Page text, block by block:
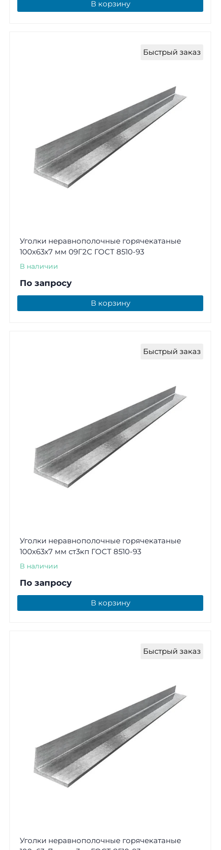
В корзину
Быстрый заказ
Уголки неравнополочные горячекатаные
100х63х7 мм 09Г2С ГОСТ 8510-93
В наличии
По запросу
В корзину
Быстрый заказ
Уголки неравнополочные горячекатаные
100х63х7 мм ст3кп ГОСТ 8510-93
В наличии
По запросу
В корзину
Быстрый заказ
Уголки неравнополочные горячекатаные